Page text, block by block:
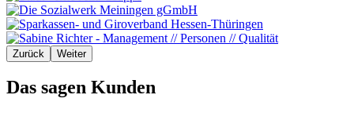
Zurück Weiter
Das sagen Kunden